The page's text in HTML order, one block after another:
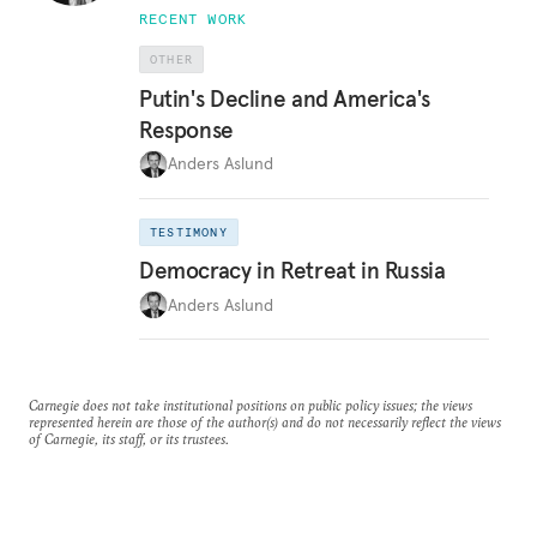
RECENT WORK
OTHER
Putin's Decline and America's
Response
Anders Aslund
TESTIMONY
Democracy in Retreat in Russia
Anders Aslund
Carnegie does not take institutional positions on public policy issues; the views
represented herein are those of the author(s) and do not necessarily reflect the views
of Carnegie, its staff, or its trustees.